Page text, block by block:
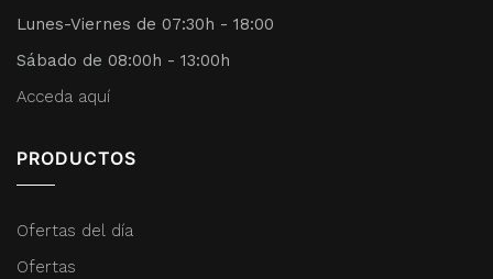
Lunes-Viernes de 07:30h - 18:00
Sábado de 08:00h - 13:00h
Acceda aquí
PRODUCTOS
Ofertas del día
Ofertas